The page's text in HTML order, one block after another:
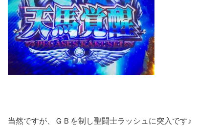
当然ですが、ＧＢを制し聖闘士ラッシュに突入です♪